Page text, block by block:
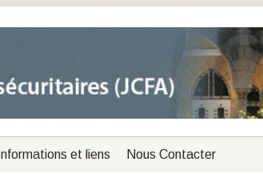
Informations et liens Nous Contacter